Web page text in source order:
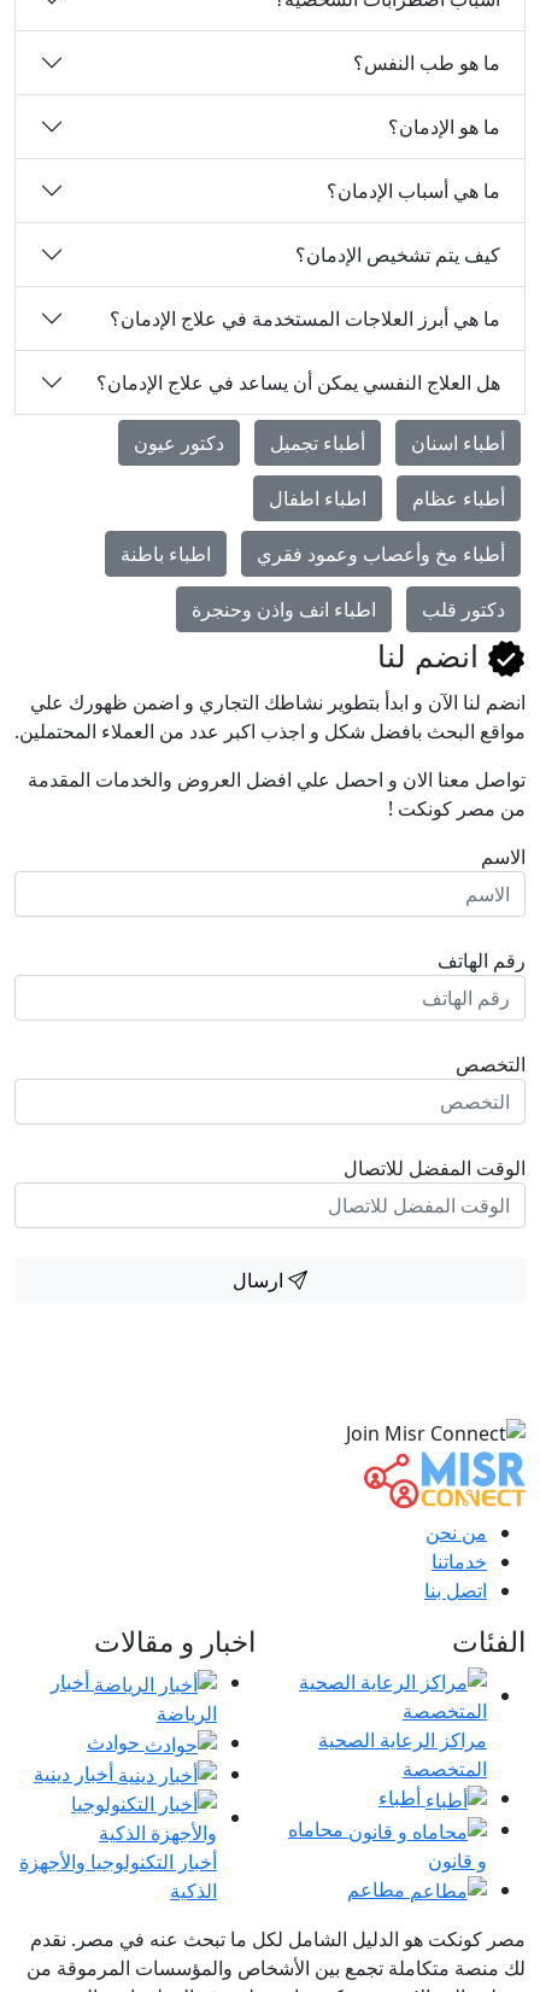
ما هو طب النفس؟
ما هو الإدمان؟
ما هي أسباب الإدمان؟
كيف يتم تشخيص الإدمان؟
ما هي أبرز العلاجات المستخدمة في علاج الإدمان؟
هل العلاج النفسي يمكن أن يساعد في علاج الإدمان؟
أطباء اسنان أطباء تجميل دكتور عيون
أطباء عظام اطباء اطفال
أطباء مخ وأعصاب وعمود فقري اطباء باطنة
دكتور قلب اطباء انف واذن وحنجرة
انضم لنا
انضم لنا اﻵن و ابدأ بتطوير نشاطك التجاري و اضمن ظهورك علي
مواقع البحث بافضل شكل و اجذب اكبر عدد من العملاء المحتملين.
تواصل معنا الان و احصل علي افضل العروض والخدمات المقدمة
من مصر كونكت !
الاسم
رقم الهاتف
التخصص
الوقت المفضل للاتصال
ارسال
من نحن
خدماتنا
اتصل بنا
الفئات
مراكز الرعاية الصحية
المتخصصة
أطباء
محاماه
و قانون
مطاعم
اخبار و مقالات
أخبار
الرياضة
حوادث
أخبار دينية
أخبار التكنولوجيا والأجهزة
الذكية
مصر كونكت هو الدليل الشامل لكل ما تبحث عنه في مصر. نقدم
لك منصة متكاملة تجمع بين الأشخاص والمؤسسات المرموقة من